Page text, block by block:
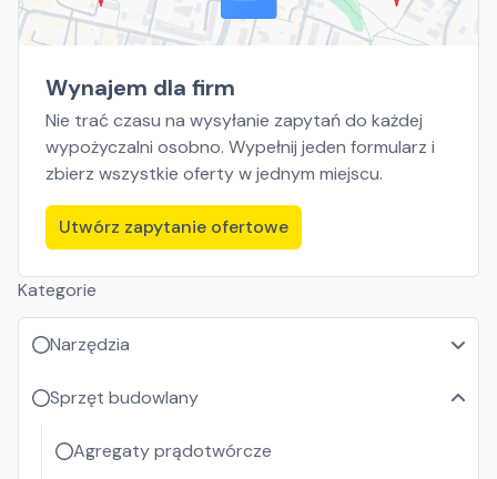
Wynajem dla firm
Nie trać czasu na wysyłanie zapytań do każdej
wypożyczalni osobno. Wypełnij jeden formularz i
zbierz wszystkie oferty w jednym miejscu.
Utwórz zapytanie ofertowe
Kategorie
Narzędzia
Sprzęt budowlany
Agregaty prądotwórcze